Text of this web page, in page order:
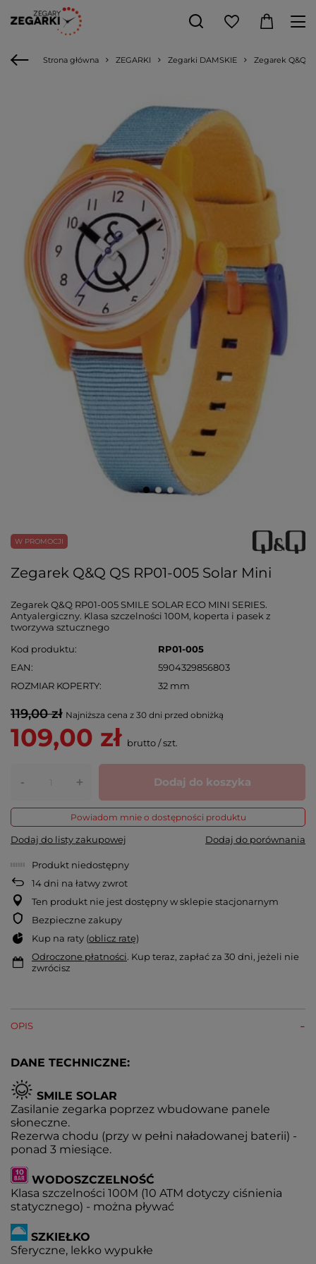
Strona główna ZEGARKI Zegarki DAMSKIE Zegarek Q&Q
W PROMOCJI
Zegarek Q&Q QS RP01-005 Solar Mini
Zegarek Q&Q RP01-005 SMILE SOLAR ECO MINI SERIES.
Antyalergiczny. Klasa szczelności 100M, koperta i pasek z
tworzywa sztucznego
Kod produktu
RP01-005
EAN
5904329856803
ROZMIAR KOPERTY
32 mm
119,00 zł Najniższa cena z 30 dni przed obniżką
109,00 zł brutto/szt.
- + Dodaj do koszyka
Powiadom mnie o dostępności produktu
Dodaj do listy zakupowej Dodaj do porównania
Produkt niedostępny
14dni na łatwy zwrot
Ten produkt nie jest dostępny w sklepie stacjonarnym
Bezpieczne zakupy
Kup na raty (oblicz ratę)
Odroczone płatności. Kup teraz, zapłać za 30 dni, jeżeli nie
zwrócisz
OPIS
DANE TECHNICZNE:
SMILE SOLAR
Zasilanie zegarka poprzez wbudowane panele
słoneczne.
Rezerwa chodu (przy w pełni naładowanej baterii) -
ponad 3 miesiące.
WODOSZCZELNOŚĆ
Klasa szczelności 100M (10 ATM dotyczy ciśnienia
statycznego) - można pływać
SZKIEŁKO
Sferyczne, lekko wypukłe